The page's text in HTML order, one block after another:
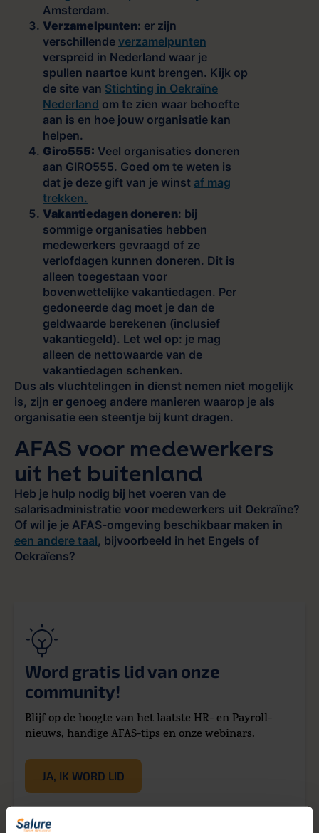
Amsterdam.
Verzamelpunten: er zijn
verschillende verzamelpunten
verspreid in Nederland waar je
spullen naartoe kunt brengen. Kijk op
de site van Stichting in Oekraïne
Nederland om te zien waar behoefte
aan is en hoe jouw organisatie kan
helpen.
Giro555: Veel organisaties doneren
aan GIRO555. Goed om te weten is
dat je deze gift van je winst af mag
trekken.
Vakantiedagen doneren: bij
sommige organisaties hebben
medewerkers gevraagd of ze
verlofdagen kunnen doneren. Dit is
alleen toegestaan voor
bovenwettelijke vakantiedagen. Per
gedoneerde dag moet je dan de
geldwaarde berekenen (inclusief
vakantiegeld). Let wel op: je mag
alleen de nettowaarde van de
vakantiedagen schenken.
Dus als vluchtelingen in dienst nemen niet mogelijk
is, zijn er genoeg andere manieren waarop je als
organisatie een steentje bij kunt dragen.
AFAS voor medewerkers
uit het buitenland
Heb je hulp nodig bij het voeren van de
salarisadministratie voor medewerkers uit Oekraïne?
Of wil je je AFAS-omgeving beschikbaar maken in
een andere taal, bijvoorbeeld in het Engels of
Oekraïens?
Word gratis lid van onze
community!
Blijf op de hoogte van het laatste HR- en Payroll-
nieuws, handige AFAS-tips en onze webinars.
JA, IK WORD LID